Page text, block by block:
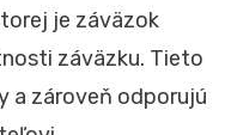
je záväzok
záväzku. Tieto
a zároveň odporujú